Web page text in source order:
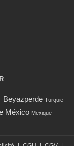
Beyazperde Turquie
México Mexique